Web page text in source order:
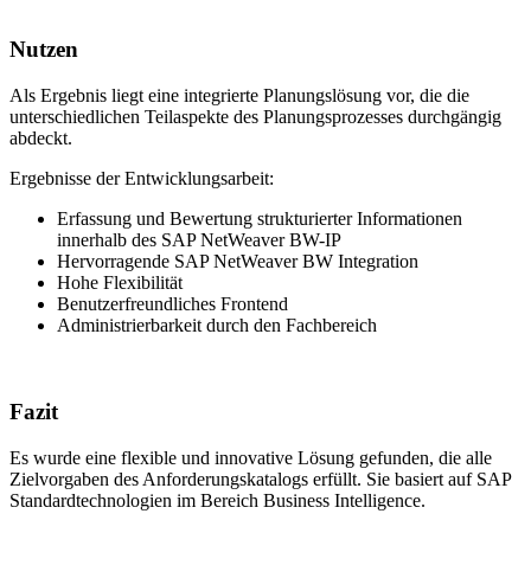
Nutzen
Als Ergebnis liegt eine integrierte Planungslösung vor, die die
unterschiedlichen Teilaspekte des Planungsprozesses durchgängig
abdeckt.
Ergebnisse der Entwicklungsarbeit:
Erfassung und Bewertung strukturierter Informationen
innerhalb des SAP NetWeaver BW-IP
Hervorragende SAP NetWeaver BW Integration
Hohe Flexibilität
Benutzerfreundliches Frontend
Administrierbarkeit durch den Fachbereich
Fazit
Es wurde eine flexible und innovative Lösung gefunden, die alle
Zielvorgaben des Anforderungskatalogs erfüllt. Sie basiert auf SAP
Standardtechnologien im Bereich Business Intelligence.